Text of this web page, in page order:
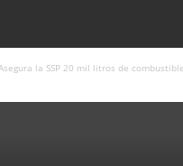
la SSP 20 mil litros de